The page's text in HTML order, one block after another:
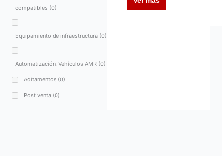
compatibles (0)
Equipamiento de infraestructura (0)
Automatización. Vehículos AMR (0)
Aditamentos (0)
Post venta (0)